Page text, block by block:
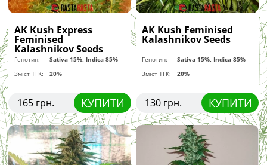
AK Kush Express
Feminised
Kalashnikov Seeds
Генотип:
Sativa 15%, Indica 85%
Зміст ТГК:
20%
165 грн. КУПИТИ
AK Kush Feminised
Kalashnikov Seeds
Генотип:
Sativa 15%, Indica 85%
Зміст ТГК:
20%
130 грн. КУПИТИ